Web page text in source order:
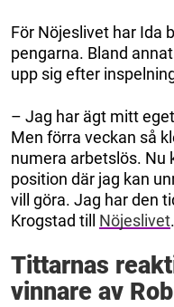
För Nöjeslivet har Ida
pengarna. Bland
upp sig efter
– Jag har ägt mitt
Men förra veckan så
numera arbetslös. Nu
position där jag kan
vill göra. Jag har den
Krogstad till Nöjeslivet.
Tittarnas
vinnare av